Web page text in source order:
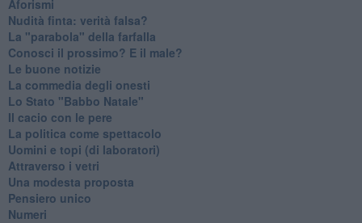
Aforismi
Nudità finta: verità falsa?
La "parabola" della farfalla
Conosci il prossimo? E il male?
Le buone notizie
La commedia degli onesti
Lo Stato "Babbo Natale"
Il cacio con le pere
La politica come spettacolo
Uomini e topi (di laboratori)
Attraverso i vetri
Una modesta proposta
Pensiero unico
Numeri